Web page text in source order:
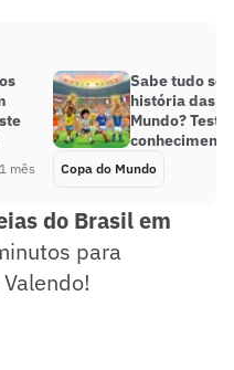
mês
Sabe tudo
história das
Mundo? Teste
Copa do Mundo
do Brasil em
para